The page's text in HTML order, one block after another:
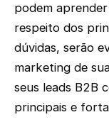
podem
respeito dos
dúvidas, serão
marketing de
seus leads B2B
principais e